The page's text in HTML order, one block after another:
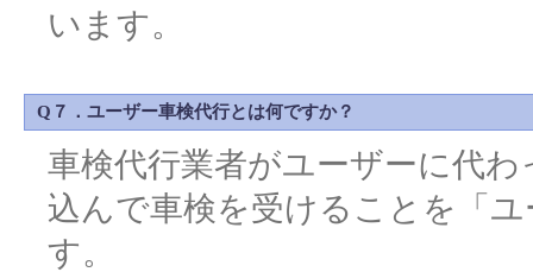
います。
Q７．ユーザー車検代行とは何ですか？
車検代行業者がユーザーに代
込んで車検を受けることを「
す。